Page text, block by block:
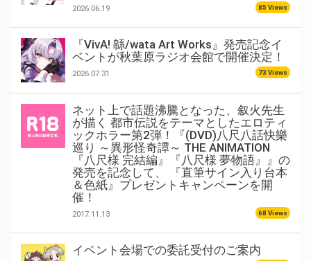
2026.06.19 85 Views
『VivA! 緜/wata Art Works』発売記念イ
ベントが秋葉原ラジオ会館で開催決定！
2026.07.31 73 Views
ネット上で話題沸騰となった、叙火先生
が描く 都市伝説をテーマとしたエロティ
ックホラー第2弾！『(DVD)八尺八話快樂
巡り ～異形怪奇譚～ THE ANIMATION
『八尺様 完結編』『八尺様 夢物語』』の
発売を記念して、 『直筆サイン入り台本
＆色紙』プレゼントキャンペーンを開
催！
2017.11.13 68 Views
イベント会場での委託受付のご案内